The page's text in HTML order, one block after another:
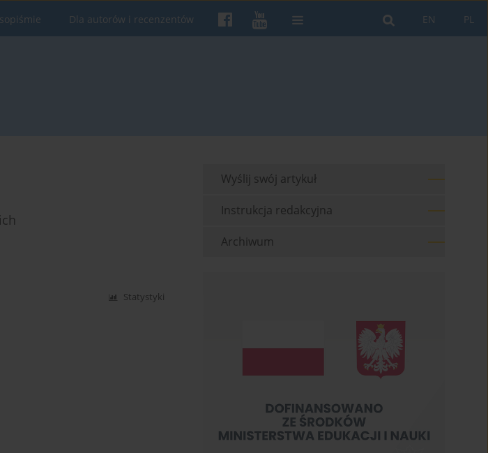
PL
EN
Dla autorów i recenzentów
Statystyki
Wyślij swój artykuł
Instrukcja redakcyjna
Archiwum